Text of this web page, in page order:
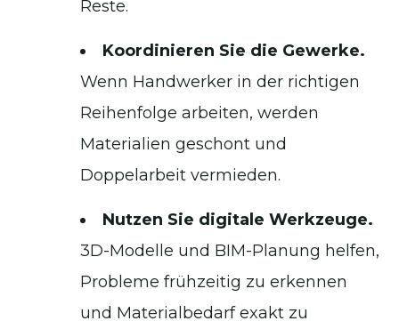
Reste.
Koordinieren Sie die Gewerke.
Wenn Handwerker in der richtigen
Reihenfolge arbeiten, werden
Materialien geschont und
Doppelarbeit vermieden.
Nutzen Sie digitale Werkzeuge.
3D-Modelle und BIM-Planung helfen,
Probleme frühzeitig zu erkennen
und Materialbedarf exakt zu